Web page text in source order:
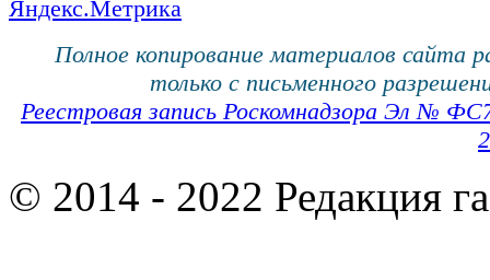
Полное копирование материалов сайта
только с письменного
Реестровая запись Роскомнадзора Эл №
© 2014 - 2022 Редакция